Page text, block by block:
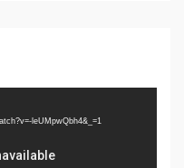
leUMpwQbh4&_=1